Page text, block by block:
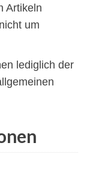
Artikeln
um
lediglich der